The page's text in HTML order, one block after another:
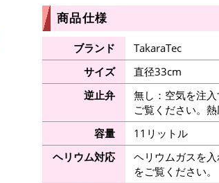
商品仕様
ブランド
TakaraTec
サイズ
直径33cm
逆止弁
無し：空気を注
ご覧ください。
容量
11リットル
ヘリウム対応
ヘリウムガスを
をご覧ください。